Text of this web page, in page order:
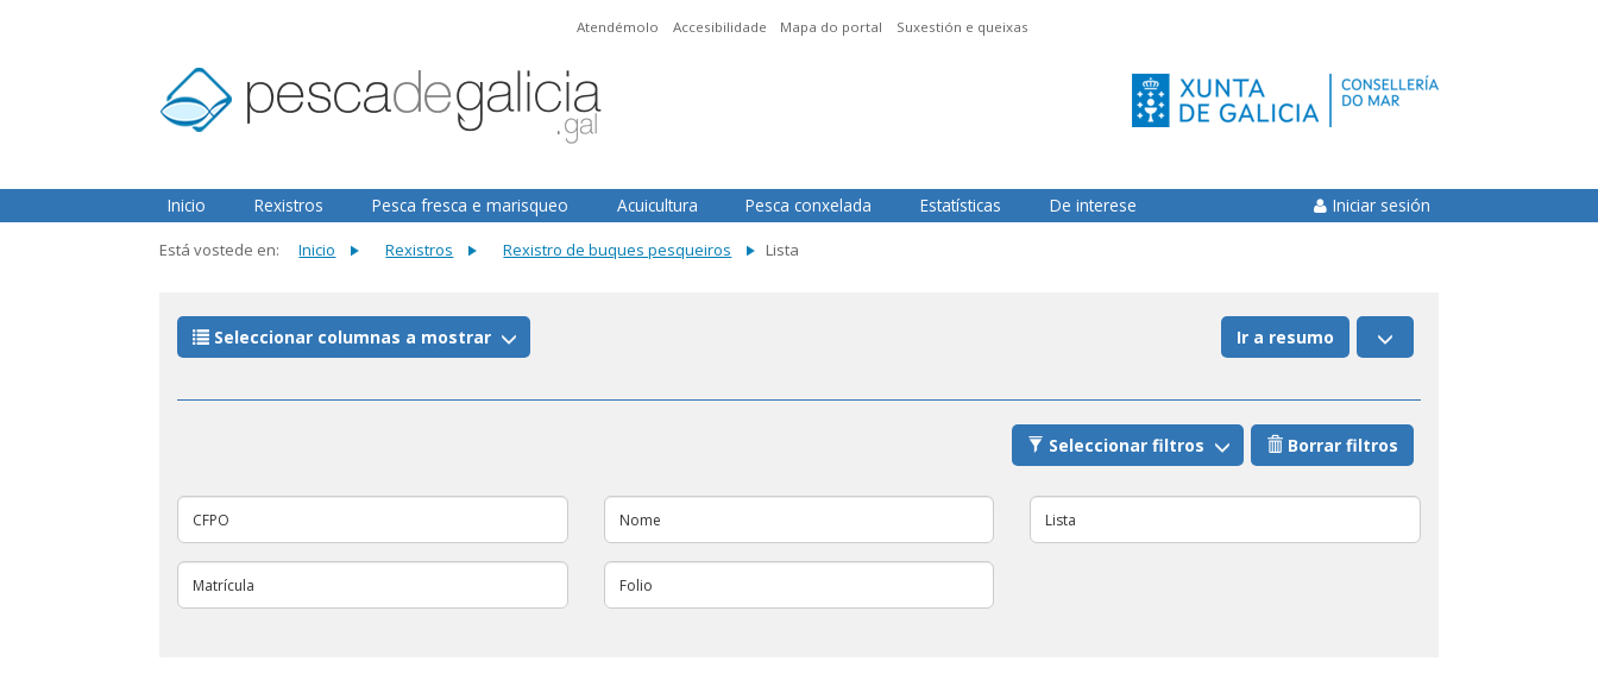
Atendémolo Accesibilidade Mapa do portal Suxestión e queixas
Inicio
Rexistros Pesca fresca e marisqueo Acuicultura Pesca conxelada Estatísticas De interese Iniciar sesión
Está vostede en: Inicio Rexistros Rexistro de buques pesqueiros Lista
Seleccionar columnas a mostrar Ir a resumo
Borrar filtros
Seleccionar filtros